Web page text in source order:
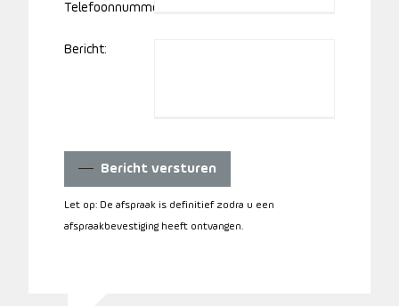
Telefoonnummer:
Bericht:
Bericht versturen
Let op: De afspraak is definitief zodra u een
afspraakbevestiging heeft ontvangen.